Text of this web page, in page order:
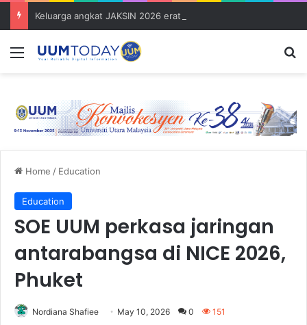
Menu
Home / Education
Education
SOE UUM perkasa jaringan
antarabangsa di NICE 2026,
Phuket
Nordiana Shafiee May 10, 2026 0 151